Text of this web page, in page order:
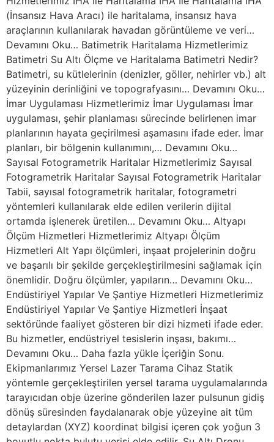
(İnsansız Hava Aracı) ile haritalama, insansız hava
araçlarının kullanılarak havadan görüntüleme ve veri…
Devamını Oku… Batimetrik Haritalama Hizmetlerimiz
Batimetri Su Altı Ölçme ve Haritalama Batimetri Nedir?
Batimetri, su kütlelerinin (denizler, göller, nehirler vb.) alt
yüzeyinin derinliğini ve topografyasını… Devamını Oku…
İmar Uygulaması Hizmetlerimiz İmar Uygulaması İmar
uygulaması, şehir planlaması sürecinde belirlenen imar
planlarının hayata geçirilmesi aşamasını ifade eder. İmar
planları, bir bölgenin kullanımını,… Devamını Oku…
Sayısal Fotogrametrik Haritalar Hizmetlerimiz Sayısal
Fotogrametrik Haritalar Sayısal Fotogrametrik Haritalar
Tabii, sayısal fotogrametrik haritalar, fotogrametri
yöntemleri kullanılarak elde edilen verilerin dijital
ortamda işlenerek üretilen… Devamını Oku… Altyapı
Ölçüm Hizmetleri Hizmetlerimiz Altyapı Ölçüm
Hizmetleri Alt Yapı ölçümleri, inşaat projelerinin doğru
ve başarılı bir şekilde gerçekleştirilmesini sağlamak için
önemlidir. Doğru ölçümler, yapıların… Devamını Oku…
Endüstiriyel Yapılar Ve Şantiye Hizmetleri Hizmetlerimiz
Endüstiriyel Yapılar Ve Şantiye Hizmetleri İnşaat
sektöründe faaliyet gösteren bir dizi hizmeti ifade eder.
Bu hizmetler, endüstriyel tesislerin inşası, bakımı…
Devamını Oku… Daha fazla yükle İçeriğin Sonu.
Ekipmanlarımız Yersel Lazer Tarama Cihaz Statik
yöntemle gerçekleştirilen yersel tarama uygulamalarında
tarayıcıdan obje üzerine gönderilen lazer pulsunun gidiş
dönüş süresinden faydalanarak obje yüzeyine ait tüm
detaylardan (XYZ) koordinat bilgisi içeren çok yoğun 3